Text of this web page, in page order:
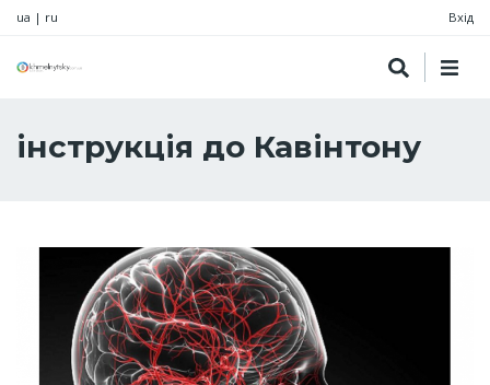
ua | ru Вхід
інструкція до Кавінтону